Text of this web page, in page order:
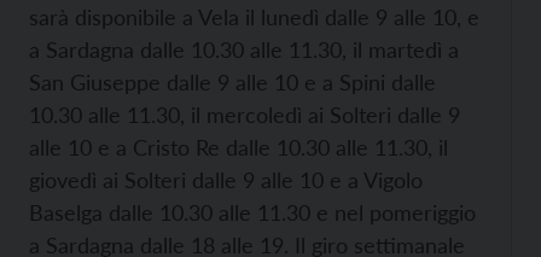
sarà disponibile a Vela il lunedì dalle 9 alle 10, e
a Sardagna dalle 10.30 alle 11.30, il martedì a
San Giuseppe dalle 9 alle 10 e a Spini dalle
10.30 alle 11.30, il mercoledì ai Solteri dalle 9
alle 10 e a Cristo Re dalle 10.30 alle 11.30, il
giovedì ai Solteri dalle 9 alle 10 e a Vigolo
Baselga dalle 10.30 alle 11.30 e nel pomeriggio
a Sardagna dalle 18 alle 19. Il giro settimanale